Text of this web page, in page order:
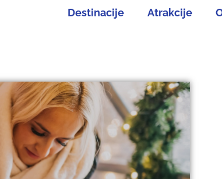
Destinacije Atrakcije